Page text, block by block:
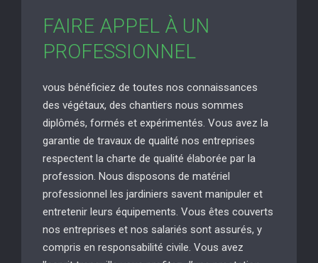
FAIRE APPEL À UN
PROFESSIONNEL
vous bénéficiez de toutes nos connaissances
des végétaux, des chantiers nous sommes
diplômés, formés et expérimentés. Vous avez la
garantie de travaux de qualité nos entreprises
respectent la charte de qualité élaborée par la
profession. Nous disposons de matériel
professionnel les jardiniers savent manipuler et
entretenir leurs équipements. Vous êtes couverts
nos entreprises et nos salariés sont assurés, y
compris en responsabilité civile. Vous avez